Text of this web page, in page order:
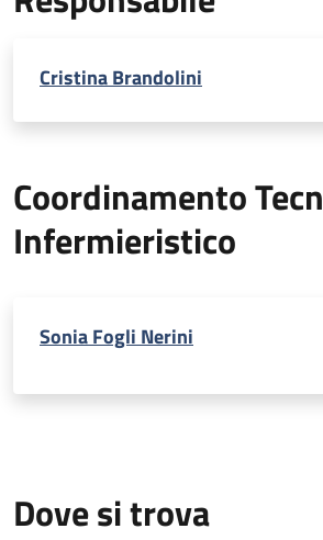
Cristina Brandolini
Coordinamento
Infermieristico
Sonia Fogli Nerini
Dove si trova